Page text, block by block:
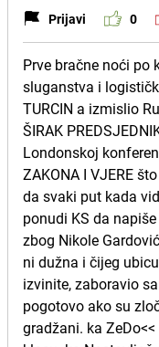
Prijavi 0
Prve bračne noći
sluganstva i
TURCIN a izmislio
ŠIRAK
Londonskoj
ZAKONA I VJERE
da svaki put kada
ponudi KS da
zbog Nikole
ni dužna i čijeg
izvinite, zaboravio
pogotovo ako su
gradžani. ka